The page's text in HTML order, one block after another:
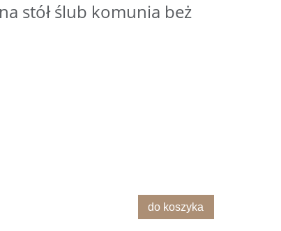
stół ślub komunia beż
do koszyka